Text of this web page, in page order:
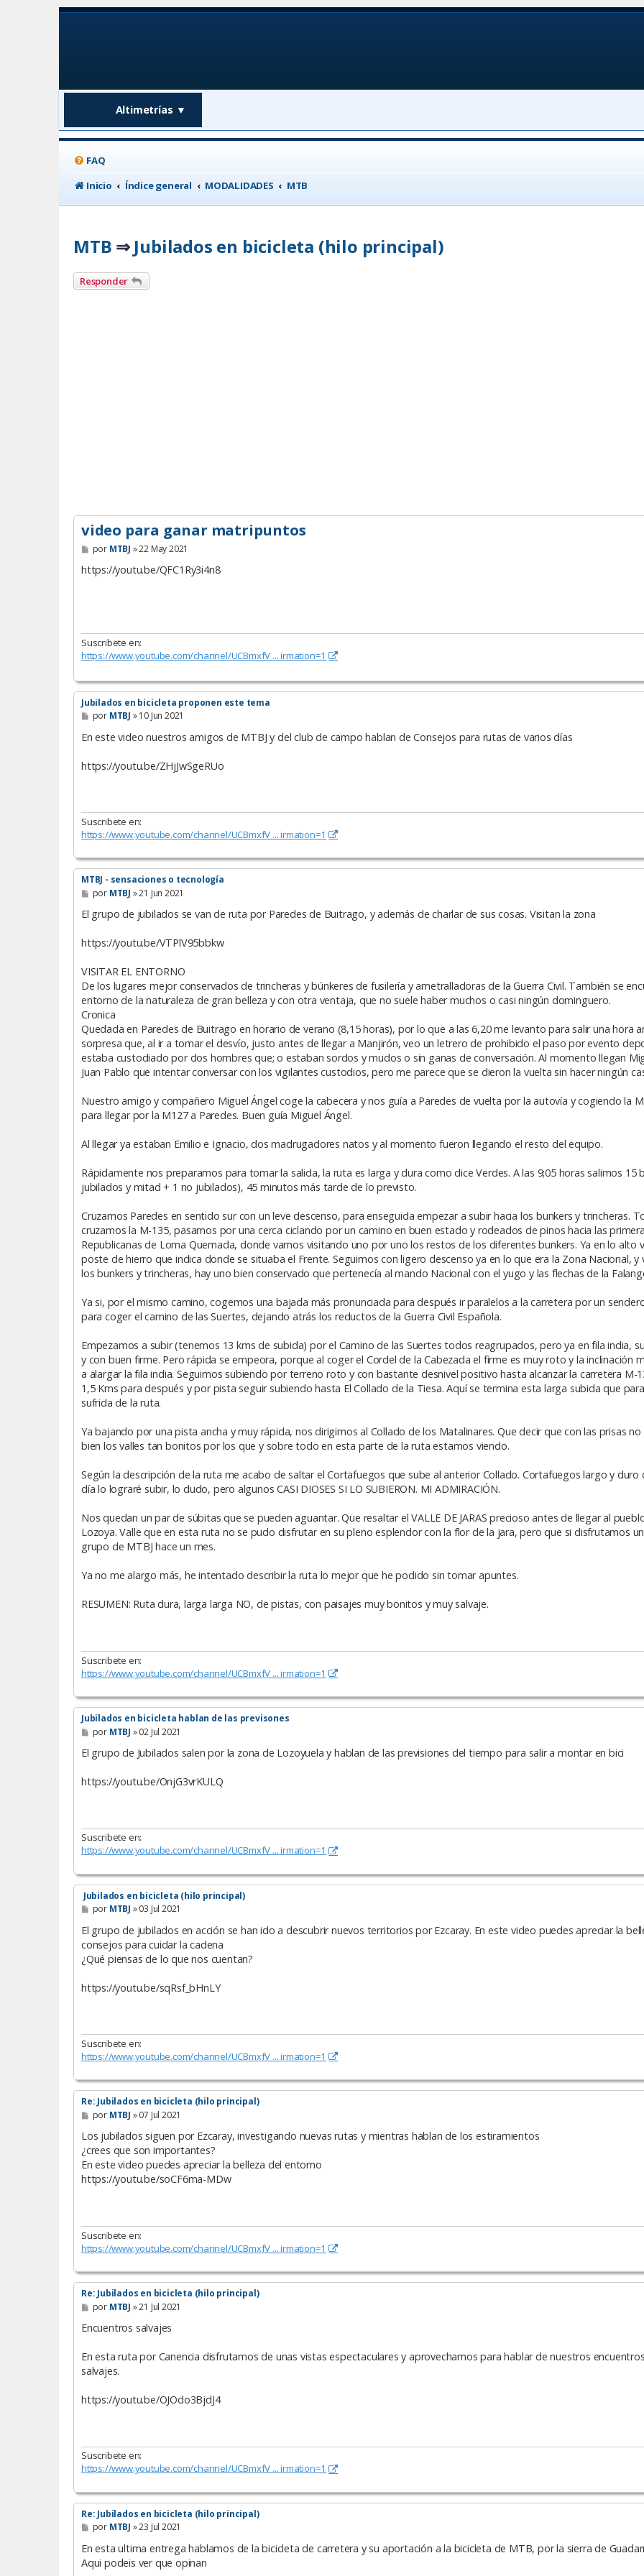
Altimetrías ▼
FAQ
Inicio
Índice general MODALIDADES MTB
MTB ⇒ Jubilados en bicicleta (hilo principal)
Responder
video para ganar matripuntos
M
e
n
por MTBJ »22 May 2021
https://youtu.be/QFC1Ry3i4n8
Suscribete en:
https://www.youtube.com/channel/UCBmxfV ... irmation=1
Jubilados en bicicleta proponen este tema
M
e
n
s
j
por MTBJ »10 Jun 2021
En este video nuestros amigos de MTBJ y del club de campo hablan de Consejos para rutas de varios días
https://youtu.be/ZHjJwSgeRUo
Suscribete en:
https://www.youtube.com/channel/UCBmxfV ... irmation=1
MTBJ - sensaciones o tecnología
M
e
n
s
j
por MTBJ »21 Jun 2021
El grupo de jubilados se van de ruta por Paredes de Buitrago, y además de charlar de sus cosas. Visitan la zona
https://youtu.be/VTPlV95bbkw
VISITAR EL ENTORNO
De los lugares mejor conservados de trincheras y búnkeres de fusilería y ametralladoras de la Guerra Civil. También se
entorno de la naturaleza de gran belleza y con otra ventaja, que no suele haber muchos o casi ningún dominguero.
Cronica
Quedada en Paredes de Buitrago en horario de verano (8,15 horas), por lo que a las 6,20 me levanto para salir una hora
sorpresa que, al ir a tomar el desvío, justo antes de llegar a Manjirón, veo un letrero de prohibido el paso por evento
estaba custodiado por dos hombres que; o estaban sordos y mudos o sin ganas de conversación. Al momento llegan
Juan Pablo que intentar conversar con los vigilantes custodios, pero me parece que se dieron la vuelta sin hacer ningún
Nuestro amigo y compañero Miguel Ángel coge la cabecera y nos guía a Paredes de vuelta por la autovía y cogiendo la
para llegar por la M127 a Paredes. Buen guía Miguel Ángel.
Al llegar ya estaban Emilio e Ignacio, dos madrugadores natos y al momento fueron llegando el resto del equipo.
Rápidamente nos preparamos para tomar la salida, la ruta es larga y dura como dice Verdes. A las 9;05 horas salimos 15
jubilados y mitad + 1 no jubilados), 45 minutos más tarde de lo previsto.
Cruzamos Paredes en sentido sur con un leve descenso, para enseguida empezar a subir hacia los bunkers y trincheras.
cruzamos la M-135, pasamos por una cerca ciclando por un camino en buen estado y rodeados de pinos hacia las
Republicanas de Loma Quemada, donde vamos visitando uno por uno los restos de los diferentes bunkers. Ya en lo alto
poste de hierro que indica donde se situaba el Frente. Seguimos con ligero descenso ya en lo que era la Zona Nacional,
los bunkers y trincheras, hay uno bien conservado que pertenecía al mando Nacional con el yugo y las flechas de la
Ya si, por el mismo camino, cogemos una bajada más pronunciada para después ir paralelos a la carretera por un
para coger el camino de las Suertes, dejando atrás los reductos de la Guerra Civil Española.
Empezamos a subir (tenemos 13 kms de subida) por el Camino de las Suertes todos reagrupados, pero ya en fila india,
y con buen firme. Pero rápida se empeora, porque al coger el Cordel de la Cabezada el firme es muy roto y la inclinación
a alargar la fila india. Seguimos subiendo por terreno roto y con bastante desnivel positivo hasta alcanzar la carretera M-
1,5 Kms para después y por pista seguir subiendo hasta El Collado de la Tiesa. Aquí se termina esta larga subida que
sufrida de la ruta.
Ya bajando por una pista ancha y muy rápida, nos dirigimos al Collado de los Matalinares. Que decir que con las prisas
bien los valles tan bonitos por los que y sobre todo en esta parte de la ruta estamos viendo.
Según la descripción de la ruta me acabo de saltar el Cortafuegos que sube al anterior Collado. Cortafuegos largo y duro
día lo lograré subir, lo dudo, pero algunos CASI DIOSES SI LO SUBIERON. MI ADMIRACIÓN.
Nos quedan un par de súbitas que se pueden aguantar. Que resaltar el VALLE DE JARAS precioso antes de llegar al
Lozoya. Valle que en esta ruta no se pudo disfrutar en su pleno esplendor con la flor de la jara, pero que si disfrutamos
grupo de MTBJ hace un mes.
Ya no me alargo más, he intentado describir la ruta lo mejor que he podido sin tomar apuntes.
RESUMEN: Ruta dura, larga larga NO, de pistas, con paisajes muy bonitos y muy salvaje.
Suscribete en:
https://www.youtube.com/channel/UCBmxfV ... irmation=1
Jubilados en bicicleta hablan de las previsones
M
e
n
s
j
por MTBJ »02 Jul 2021
El grupo de Jubilados salen por la zona de Lozoyuela y hablan de las previsiones del tiempo para salir a montar en bici
https://youtu.be/OnjG3vrKULQ
Suscribete en:
https://www.youtube.com/channel/UCBmxfV ... irmation=1
Jubilados en bicicleta (hilo principal)
M
e
n
s
a
j
e
por MTBJ »03 Jul 2021
El grupo de jubilados en acción se han ido a descubrir nuevos territorios por Ezcaray. En este video puedes apreciar la
consejos para cuidar la cadena
¿Qué piensas de lo que nos cuentan?
https://youtu.be/sqRsf_bHnLY
Suscribete en:
https://www.youtube.com/channel/UCBmxfV ... irmation=1
Re: Jubilados en bicicleta (hilo principal)
M
e
n
a
j
e
por MTBJ »07 Jul 2021
Los jubilados siguen por Ezcaray, investigando nuevas rutas y mientras hablan de los estiramientos
¿crees que son importantes?
En este video puedes apreciar la belleza del entorno
https://youtu.be/soCF6ma-MDw
Suscribete en:
https://www.youtube.com/channel/UCBmxfV ... irmation=1
Re: Jubilados en bicicleta (hilo principal)
M
e
n
j
e
por MTBJ »21 Jul 2021
Encuentros salvajes
En esta ruta por Canencia disfrutamos de unas vistas espectaculares y aprovechamos para hablar de nuestros
salvajes.
https://youtu.be/OJOdo3BjdJ4
Suscribete en:
https://www.youtube.com/channel/UCBmxfV ... irmation=1
Re: Jubilados en bicicleta (hilo principal)
M
e
n
s
a
por MTBJ »23 Jul 2021
En esta ultima entrega hablamos de la bicicleta de carretera y su aportación a la bicicleta de MTB, por la sierra de
Aqui podeis ver que opinan